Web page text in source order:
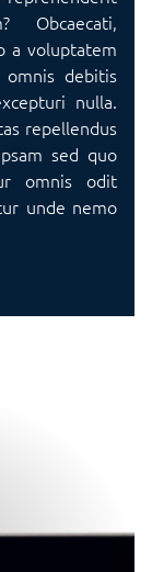
Obcaecati,
a voluptatem
omnis debitis
nulla.
repellendus
sed quo
omnis odit
unde nemo